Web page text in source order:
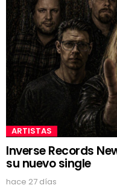
ARTISTAS
Inverse Records
su nuevo single
hace 27 días